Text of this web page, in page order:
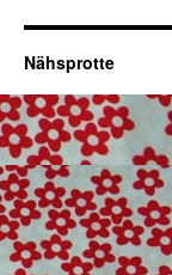
Nähsprotte